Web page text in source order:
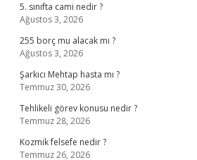
5. sınıfta cami nedir ?
Ağustos 3, 2026
255 borç mu alacak mı ?
Ağustos 3, 2026
Şarkıcı Mehtap hasta mı ?
Temmuz 30, 2026
Tehlikeli görev konusu nedir ?
Temmuz 28, 2026
Kozmik felsefe nedir ?
Temmuz 26, 2026